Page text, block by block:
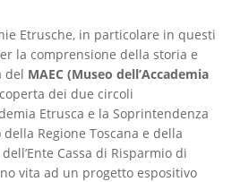
Etrusche, in particolare in questi
la comprensione della storia e
del MAEC (Museo dell’Accademia
dei due circoli
Etrusca e la Soprintendenza
Regione Toscana e della
Cassa di Risparmio di
vita ad un progetto espositivo